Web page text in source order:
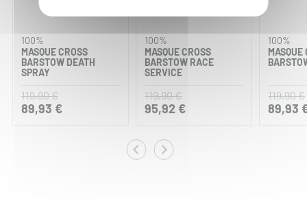
100%
MASQUE CROSS
BARSTOW DEATH
SPRAY
119,90 €
89,93 €
100%
MASQUE CROSS
BARSTOW RACE
SERVICE
119,90 €
95,92 €
100%
MASQUE
119,90 €
89,93